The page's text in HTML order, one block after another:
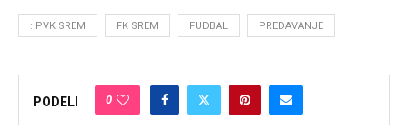
: PVK SREM FK SREM FUDBAL PREDAVANJE
PODELI 0